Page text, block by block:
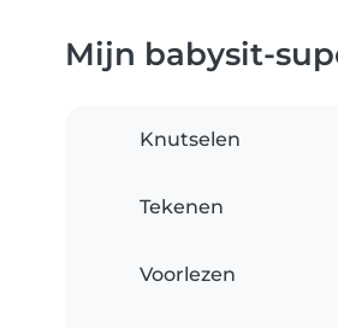
Mijn babysit-
Knutselen
Tekenen
Voorlezen